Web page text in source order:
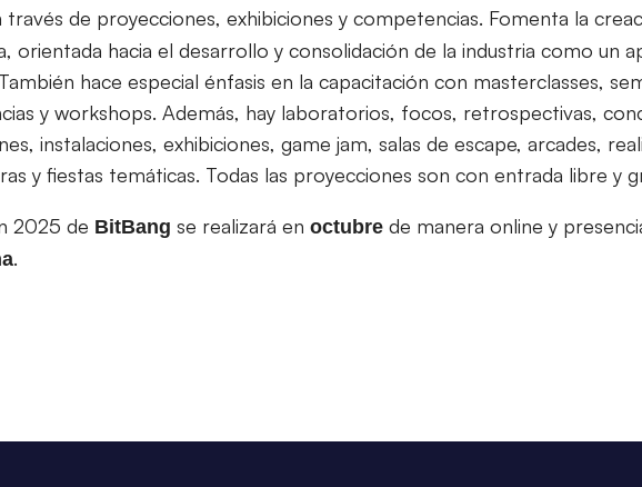
través de proyecciones, exhibiciones y competencias. Fomenta la
orientada hacia el desarrollo y consolidación de la industria como un
hace especial énfasis en la capacitación con masterclasses,
y workshops. Además, hay laboratorios, focos, retrospectivas,
instalaciones, exhibiciones, game jam, salas de escape, arcades,
y fiestas temáticas. Todas las proyecciones son con entrada libre y
2025 de BitBang se realizará en octubre de manera online y
.